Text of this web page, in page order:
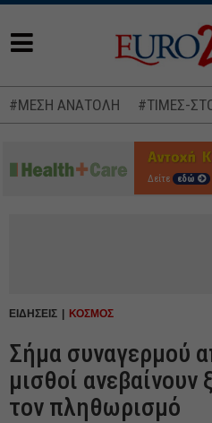
#ΜΕΣΗ ΑΝΑΤΟΛΗ #ΤΙΜΕΣ-
Δείτε εδώ
ΕΙΔΗΣΕΙΣ ΚΟΣΜΟΣ
Σήμα συναγερμού
μισθοί ανεβαίνουν
τον πληθωρισμό